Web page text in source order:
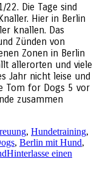
22. Die Tage sind
Hier in Berlin
knallen. Das
Zünden von
Zonen in Berlin
allerorten und viele
Jahr nicht leise und
Tom for Dogs 5 vor
zusammen
, Hundetraining,
, Berlin mit Hund,
Hinterlasse einen